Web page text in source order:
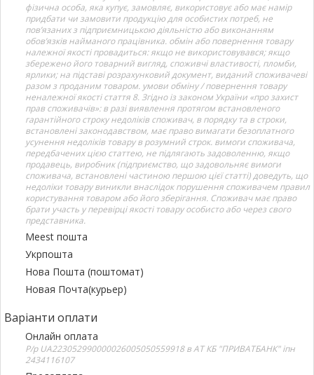
фізична особа, яка купує, замовляє, використовує або має намір
придбати чи замовити продукцію для особистих потреб, не
пов’язаних з підприємницькою діяльністю або виконанням
обов’язків найманого працівника. обмін або повернення товару
належної якості провадиться: якщо не використовувався; якщо
збережено його товарний вигляд, споживчі властивості, пломби,
ярлики; на підставі розрахунковий документ, виданий споживачеві
разом з проданим товаром. умови обміну / повернення товару
неналежної якості стаття 8. Згідно із законом України «про захист
прав споживачів»: в разі виявлення протягом встановленого
гарантійного строку недоліків споживач, в порядку та в строки,
встановлені законодавством, має право вимагати безоплатного
усунення недоліків товару в розумний строк. вимоги споживача,
передбачених цією статтею, не підлягають задоволенню, якщо
продавець, виробник (підприємство, що задовольняє вимоги
споживача, встановлені частиною першою цієї статті) доведуть, що
недоліки товару виникли внаслідок порушення споживачем правил
користування товаром або його зберігання. Споживач має право
брати участь у перевірці якості товару особисто або через свого
представника.
Meest пошта
Укрпошта
Нова Пошта (поштомат)
Новая Почта(курьер)
Варіанти оплати
Онлайн оплата
Р/р UA223052990000026005050559918 в АТ КБ "ПРИВАТБАНК" іпн
2434116107